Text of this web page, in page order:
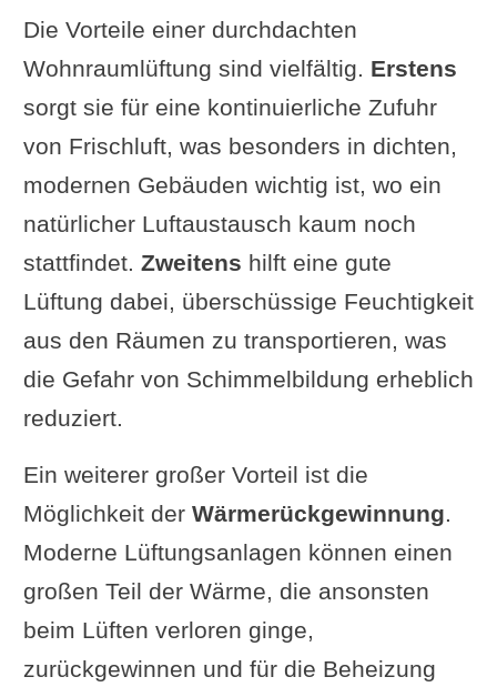
Die Vorteile einer durchdachten
Wohnraumlüftung sind vielfältig. Erstens
sorgt sie für eine kontinuierliche Zufuhr
von Frischluft, was besonders in dichten,
modernen Gebäuden wichtig ist, wo ein
natürlicher Luftaustausch kaum noch
stattfindet. Zweitens hilft eine gute
Lüftung dabei, überschüssige Feuchtigkeit
aus den Räumen zu transportieren, was
die Gefahr von Schimmelbildung erheblich
reduziert.
Ein weiterer großer Vorteil ist die
Möglichkeit der Wärmerückgewinnung.
Moderne Lüftungsanlagen können einen
großen Teil der Wärme, die ansonsten
beim Lüften verloren ginge,
zurückgewinnen und für die Beheizung